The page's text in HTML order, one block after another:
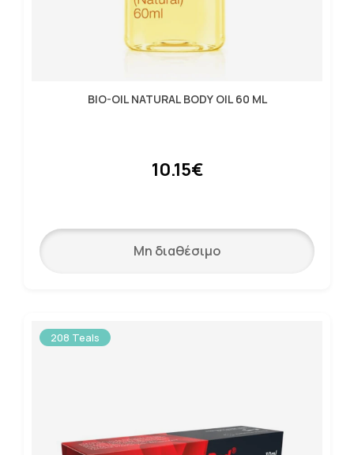
BIO-OIL NATURAL BODY OIL 60 ML
10.15€
Μη διαθέσιμο
208 Teals